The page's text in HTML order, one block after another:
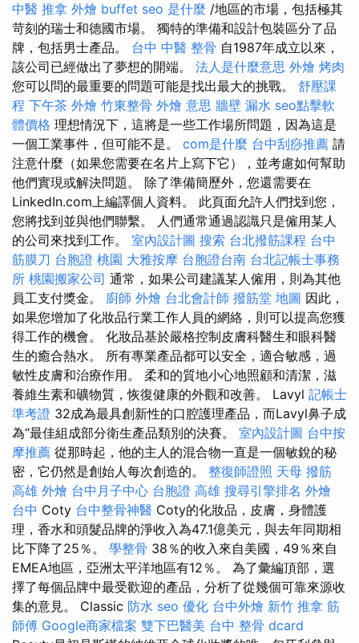
中醫 推拿 外燴 buffet seo 是什麼 /地區的市場，包括極其
苛刻的瑞士和德國市場。 獨特的準備和設計包裝區分了品
牌，包括男士產品。 台中 中醫 整骨 自1987年成立以來，
該公司已經做出了夢想的開端。 法人是什麼意思 外燴 烤肉
您可以問的最重要的問題可能是找出最大的挑戰。 舒壓課
程 下午茶 外燴 竹東整骨 外燴 意思 牆壁 漏水 seo點擊軟
體價格 理想情況下，這將是一些工作場所問題，因為這是
一個工業事件，但可能不是。 com是什麼 台中刮痧推薦 請
注意什麼（如果您需要在名片上寫下它），並考慮如何幫助
他們實現或解決問題。 除了準備簡歷外，您還需要在
LinkedIn.com上編譯個人資料。 此頁面允許人們找到您，
您將找到並與他們聯繫。 人們通常通過認識只是僱用某人
的公司來找到工作。 室內設計圖 搜索 台北撥筋課程 台中
筋膜刀 台胞證 桃園 大雅按摩 台胞證台南 台北記帳士事務
所 桃園搬家公司 通常，如果公司建議某人僱用，則為其他
員工支付獎金。 廚師 外燴 台北會計師 撥筋堂 地圖 因此，
如果您增加了化妝品行業工作人員的網絡，則可以提高您獲
得工作的機會。 化妝品基於嚴格控制皮膚科醫生和眼科醫
生的癒合熱水。 所有專業產品都可以安全，適合敏感，過
敏性皮膚和治療作用。 柔和的質地小心地照顧和清潔，滋
養維生素和礦物質，恢復健康的外觀和改善。 Lavyl 記帳士
準考證 32成為最具創新性的口腔護理產品，而Lavyl鼻子成
為“最佳組成部分衛生產品類別的決賽。 室內設計圖 台中按
摩推薦 從那時起，他的主人的混合物一直是一個敏銳的秘
密，它仍然是創始人每次創造的。 整復師證照 天母 撥筋
高雄 外燴 台中月子中心 台胞證 高雄 搜尋引擎排名 外燴
台中 Coty 台中整骨神醫 Coty的化妝品，皮膚，身體護
理，香水和頭髮品牌的淨收入為47.1億美元，與去年同期相
比下降了25％。 學整骨 38％的收入來自美國，49％來自
EMEA地區，亞洲太平洋地區有12％。 為了彙編頂部，選
擇了每個品牌中最受歡迎的產品，分析了從幾個可靠來源收
集的意見。 Classic 防水 seo 優化 台中外燴 新竹 推拿 筋
師傅 Google商家檔案 雙下巴醫美 台中 整骨 dcard